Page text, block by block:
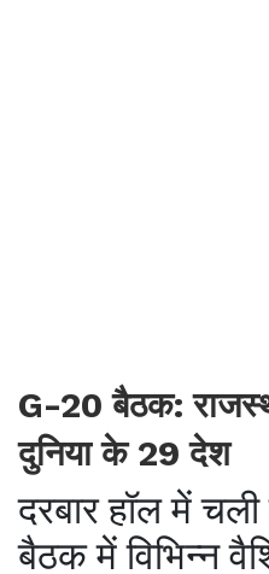
G-20 बैठक:
दुनिया के 29 देश
दरबार हॉल में
बैठक में विभिन्न